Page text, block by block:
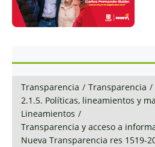
Transparencia / Transparencia /
2.1.5. Políticas, lineamientos y
Lineamientos /
Transparencia y acceso a
Nueva Transparencia res 1519-